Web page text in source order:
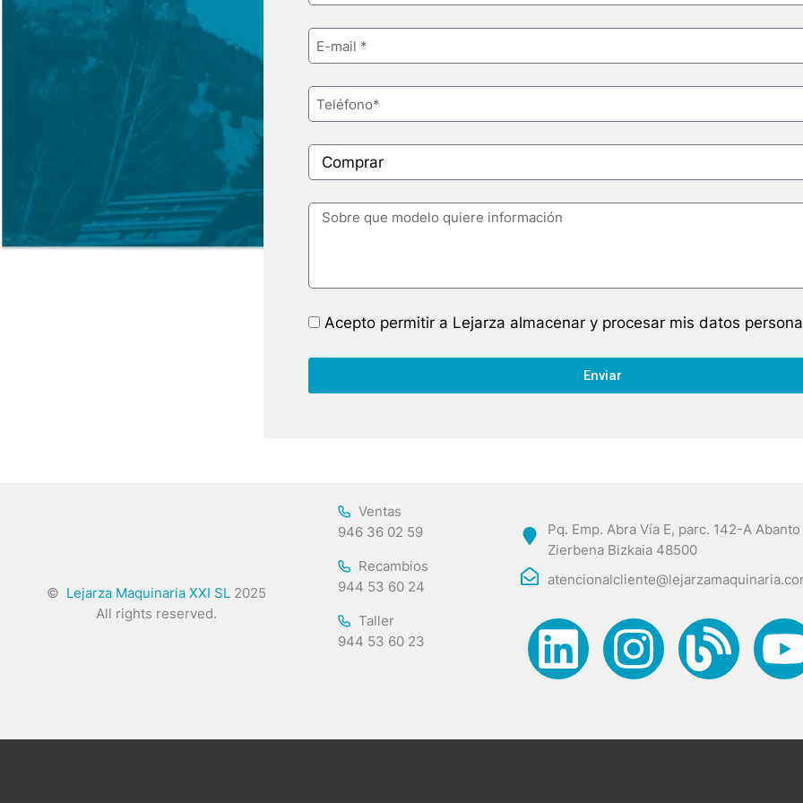
Acepto permitir a Lejarza almacenar y procesar mis datos
Enviar
© Lejarza Maquinaria XXI SL 2025
All rights reserved.
Ventas
946 36 02 59
Recambios
944 53 60 24
Taller
944 53 60 23
Pq. Emp. Abra Vía E, parc. 142-A
Zierbena Bizkaia 48500